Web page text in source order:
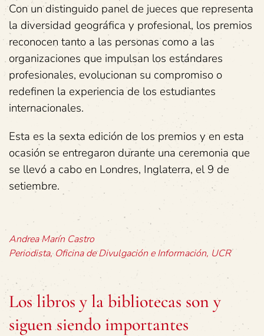
Con un distinguido panel de jueces que representa
la diversidad geográfica y profesional, los premios
reconocen tanto a las personas como a las
organizaciones que impulsan los estándares
profesionales, evolucionan su compromiso o
redefinen la experiencia de los estudiantes
internacionales.
Esta es la sexta edición de los premios y en esta
ocasión se entregaron durante una ceremonia que
se llevó a cabo en Londres, Inglaterra, el 9 de
setiembre.
Andrea Marín Castro
Periodista, Oficina de Divulgación e Información, UCR
Los libros y la bibliotecas son y
siguen siendo importantes